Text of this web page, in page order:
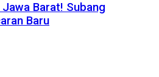
Barat! Subang
Baru